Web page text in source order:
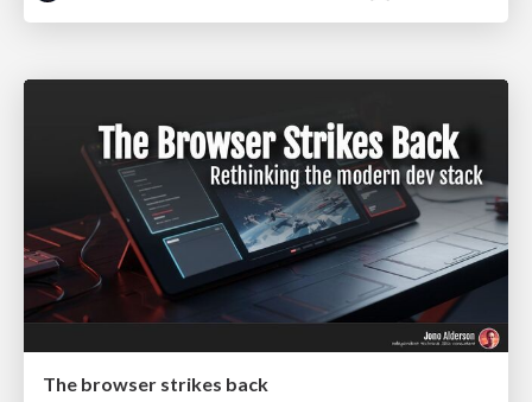
The browser strikes back